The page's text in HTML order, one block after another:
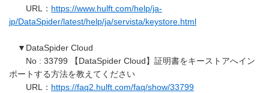
URL： https://www.hulft.com/help/ja-
jp/DataSpider/latest/help/ja/servista/keystore.html
▼DataSpider Cloud
No : 33799 【DataSpider Cloud】証明書をキーストアへイン
ポートする方法を教えてください
URL： https://faq2.hulft.com/faq/show/33799